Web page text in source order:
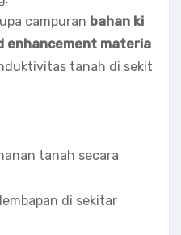
campuran bahan ki
enhancement materia
tanah di sekit
tanah secara
di sekitar